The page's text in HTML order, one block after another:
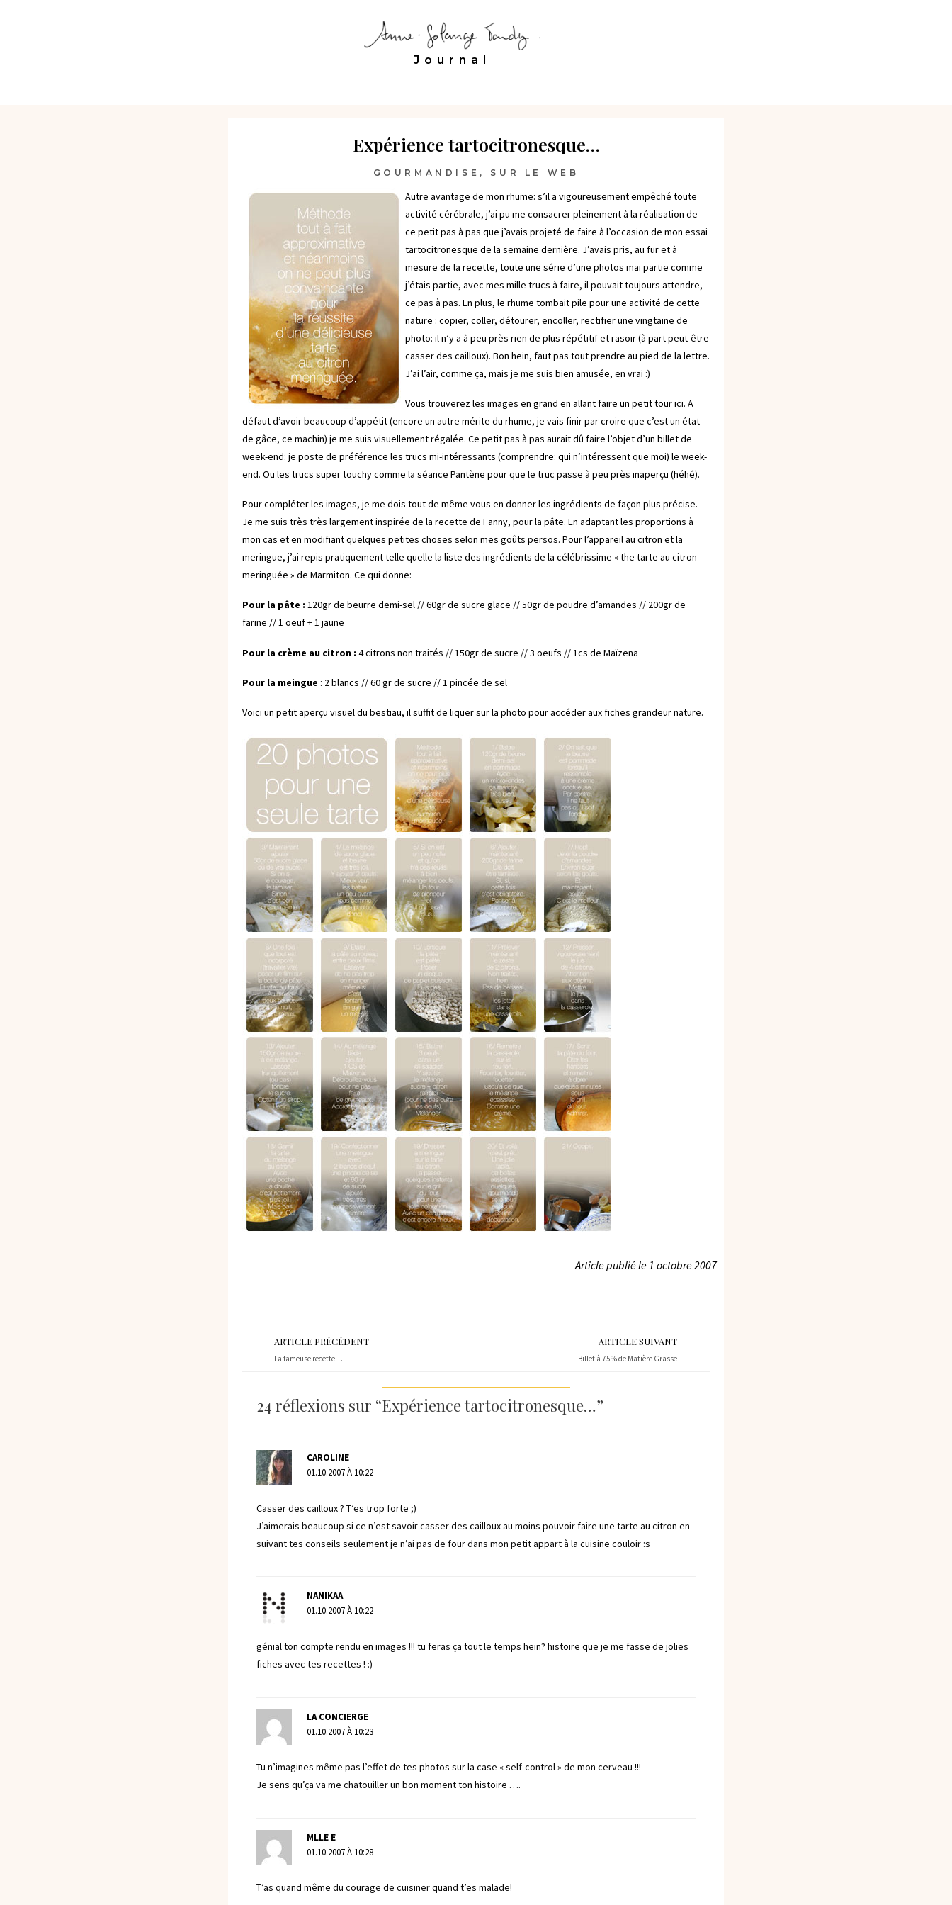
Journal
Expérience tartocitronesque…
GOURMANDISE , SUR LE WEB
Autre avantage de mon rhume: s’il a vigoureusement empêché toute
activité cérébrale, j’ai pu me consacrer pleinement à la réalisation de
ce petit pas à pas que j’avais projeté de faire à l’occasion de mon essai
tartocitronesque de la semaine dernière. J’avais pris, au fur et à
mesure de la recette, toute une série d’une photos mai partie comme
j’étais partie, avec mes mille trucs à faire, il pouvait toujours attendre,
ce pas à pas. En plus, le rhume tombait pile pour une activité de cette
nature : copier, coller, détourer, encoller, rectifier une vingtaine de
photo: il n’y a à peu près rien de plus répétitif et rasoir (à part peut-être
casser des cailloux). Bon hein, faut pas tout prendre au pied de la lettre.
J’ai l’air, comme ça, mais je me suis bien amusée, en vrai :)
Vous trouverez les images en grand en allant faire un petit tour ici. A
défaut d’avoir beaucoup d’appétit (encore un autre mérite du rhume, je vais finir par croire que c’est un état
de gâce, ce machin) je me suis visuellement régalée. Ce petit pas à pas aurait dû faire l’objet d’un billet de
week-end: je poste de préférence les trucs mi-intéressants (comprendre: qui n’intéressent que moi) le week-
end. Ou les trucs super touchy comme la séance Pantène pour que le truc passe à peu près inaperçu (héhé).
Pour compléter les images, je me dois tout de même vous en donner les ingrédients de façon plus précise.
Je me suis très très largement inspirée de la recette de Fanny, pour la pâte. En adaptant les proportions à
mon cas et en modifiant quelques petites choses selon mes goûts persos. Pour l’appareil au citron et la
meringue, j’ai repis pratiquement telle quelle la liste des ingrédients de la célébrissime « the tarte au citron
meringuée » de Marmiton. Ce qui donne:
Pour la pâte : 120gr de beurre demi-sel // 60gr de sucre glace // 50gr de poudre d’amandes // 200gr de
farine // 1 oeuf + 1 jaune
Pour la crème au citron : 4 citrons non traités // 150gr de sucre // 3 oeufs // 1cs de Maïzena
Pour la meingue : 2 blancs // 60 gr de sucre // 1 pincée de sel
Voici un petit aperçu visuel du bestiau, il suffit de liquer sur la photo pour accéder aux fiches grandeur nature.
Article publié le1 octobre 2007
ARTICLE PRÉCÉDENT
La fameuse recette…
ARTICLE SUIVANT
Billet à 75% de Matière Grasse
24 réflexions sur “Expérience tartocitronesque…”
CAROLINE
01.10.2007 À 10:22
Casser des cailloux ? T’es trop forte ;)
J’aimerais beaucoup si ce n’est savoir casser des cailloux au moins pouvoir faire une tarte au citron en
suivant tes conseils seulement je n’ai pas de four dans mon petit appart à la cuisine couloir :s
NANIKAA
01.10.2007 À 10:22
génial ton compte rendu en images !!! tu feras ça tout le temps hein? histoire que je me fasse de jolies
fiches avec tes recettes ! :)
LA CONCIERGE
01.10.2007 À 10:23
Tu n’imagines même pas l’effet de tes photos sur la case « self-control » de mon cerveau !!!
Je sens qu’ça va me chatouiller un bon moment ton histoire ….
MLLE E
01.10.2007 À 10:28
T’as quand même du courage de cuisiner quand t’es malade!